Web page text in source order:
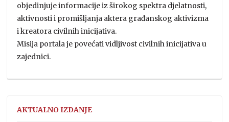
objedinjuje informacije iz širokog spektra djelatnosti,
aktivnosti i promišljanja aktera građanskog aktivizma
i kreatora civilnih inicijativa.
Misija portala je povećati vidljivost civilnih inicijativa u
zajednici.
AKTUALNO IZDANJE